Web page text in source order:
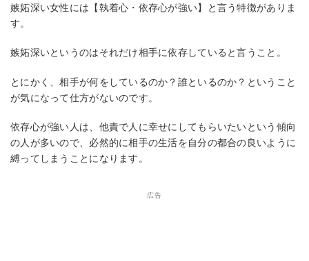
嫉妬深い女性には【執着心・依存心が強い】と言う特徴がありま
す。
嫉妬深いというのはそれだけ相手に依存していると言うこと。
とにかく、相手が何をしているのか？誰といるのか？ということ
が気になって仕方がないのです。
依存心が強い人は、他責で人に幸せにしてもらいたいという傾向
の人が多いので、必然的に相手の生活を自分の都合の良いように
縛ってしまうことになります。
広告